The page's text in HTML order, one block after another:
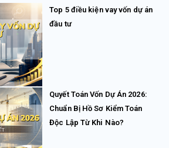
Top 5 điều kiện vay vốn dự án
đầu tư
Quyết Toán Vốn Dự Án 2026:
Chuẩn Bị Hồ Sơ Kiểm Toán
Độc Lập Từ Khi Nào?